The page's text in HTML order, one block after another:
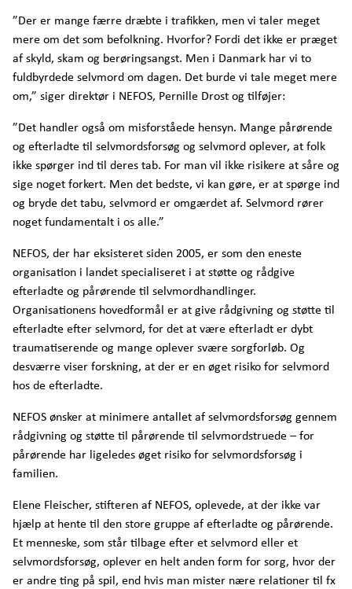
”Der er mange færre dræbte i trafikken, men vi taler meget
mere om det som befolkning. Hvorfor? Fordi det ikke er præget
af skyld, skam og berøringsangst. Men i Danmark har vi to
fuldbyrdede selvmord om dagen. Det burde vi tale meget mere
om,” siger direktør i NEFOS, Pernille Drost og tilføjer:
”Det handler også om misforståede hensyn. Mange pårørende
og efterladte til selvmordsforsøg og selvmord oplever, at folk
ikke spørger ind til deres tab. For man vil ikke risikere at såre og
sige noget forkert. Men det bedste, vi kan gøre, er at spørge ind
og bryde det tabu, selvmord er omgærdet af. Selvmord rører
noget fundamentalt i os alle.”
NEFOS, der har eksisteret siden 2005, er som den eneste
organisation i landet specialiseret i at støtte og rådgive
efterladte og pårørende til selvmordhandlinger.
Organisationens hovedformål er at give rådgivning og støtte til
efterladte efter selvmord, for det at være efterladt er dybt
traumatiserende og mange oplever svære sorgforløb. Og
desværre viser forskning, at der er en øget risiko for selvmord
hos de efterladte.
NEFOS ønsker at minimere antallet af selvmordsforsøg gennem
rådgivning og støtte til pårørende til selvmordstruede – for
pårørende har ligeledes øget risiko for selvmordsforsøg i
familien.
Elene Fleischer, stifteren af NEFOS, oplevede, at der ikke var
hjælp at hente til den store gruppe af efterladte og pårørende.
Et menneske, som står tilbage efter et selvmord eller et
selvmordsforsøg, oplever en helt anden form for sorg, hvor der
er andre ting på spil, end hvis man mister nære relationer til fx